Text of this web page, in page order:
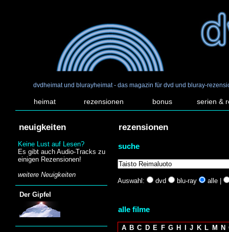
dvdheimat und blurayheimat - das magazin für dvd und bluray-
heimat rezensionen bonus serien &
neuigkeiten
Keine Lust auf Lesen?
Es gibt auch Audio-Tracks zu
einigen Rezensionen!
weitere Neuigkeiten
Der Gipfel
rezensionen
suche
Auswahl: dvd blu-ray alle |
alle filme
A B C D E F G H I J K L M N